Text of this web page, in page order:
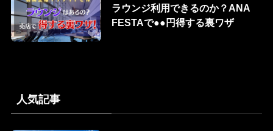
ラウンジ利用できるのか？ANA
FESTAで●●円得する裏ワザ
人気記事